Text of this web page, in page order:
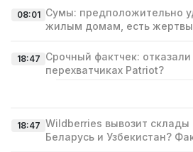
08:01 Сумы: предположительно
жилым домам, есть жертвы
18:47 Срочный фактчек:
перехватчиках Patriot?
18:47 Wildberries вывозит склады
Беларусь и Узбекистан?